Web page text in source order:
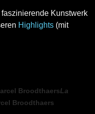
Kunstwerk
Highlights (mit
BroodthaersLa
Broodthaers